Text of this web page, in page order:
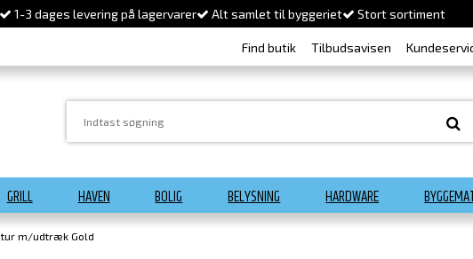
1-3 dages levering på lagervarer Alt samlet til byggeriet Stort sortiment
Find butik Tilbudsavisen
GRILL HAVEN BOLIG BELYSNING HARDWARE
m/udtræk Gold